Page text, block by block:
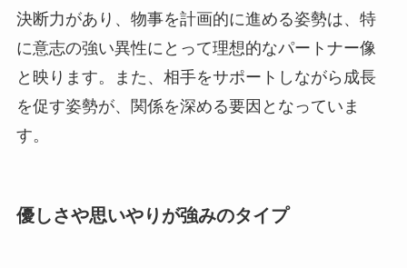
決断力があり、物事を計画的に進める姿勢は、特
に意志の強い異性にとって理想的なパートナー像
と映ります。また、相手をサポートしながら成長
を促す姿勢が、関係を深める要因となっていま
す。
優しさや思いやりが強みのタイプ